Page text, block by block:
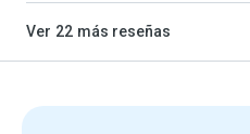
Ver 22 más reseñas